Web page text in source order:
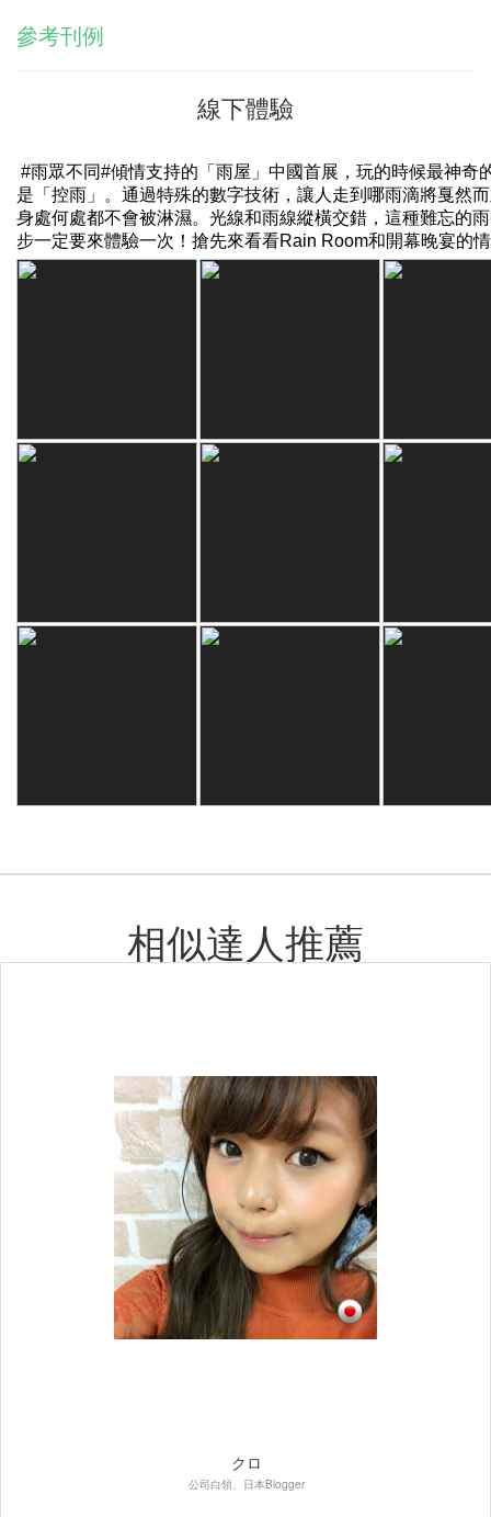
參考刊例
線下體驗
#雨眾不同#傾情支持的「雨屋」中國首展，玩的時候最神奇
是「控雨」。通過特殊的數字技術，讓人走到哪雨滴將戛然
身處何處都不會被淋濕。光線和雨線縱橫交錯，這種難忘的
步一定要來體驗一次！搶先來看看Rain Room和開幕晚宴的
相似達人推薦
クロ
公司白領、日本Blogger